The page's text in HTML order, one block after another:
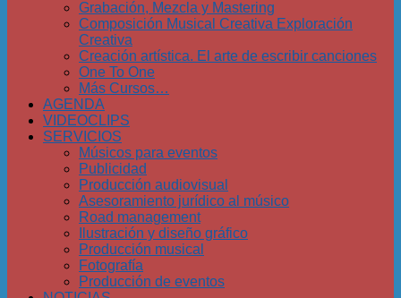
Grabación, Mezcla y Mastering
Composición Musical Creativa Exploración
Creativa
Creación artística. El arte de escribir canciones
One To One
Más Cursos…
AGENDA
VIDEOCLIPS
SERVICIOS
Músicos para eventos
Publicidad
Producción audiovisual
Asesoramiento jurídico al músico
Road management
Ilustración y diseño gráfico
Producción musical
Fotografía
Producción de eventos